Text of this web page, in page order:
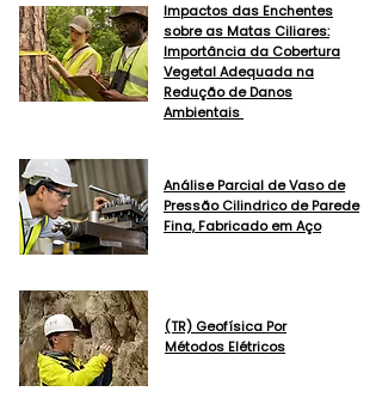
Impactos das Enchentes
sobre as Matas Ciliares:
Importância da Cobertura
Vegetal Adequada na
Redução de Danos
Ambientais
Análise Parcial de Vaso de
Pressão Cilindrico de Parede
Fina, Fabricado em Aço
(TR) Geofísica Por
Métodos Elétricos